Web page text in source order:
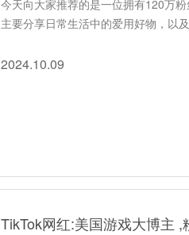
今天向大家推荐的是一位拥有120万
主要分享日常生活中的爱用好物，以
2024.10.09
TikTok网红:美国游戏大博主 ,